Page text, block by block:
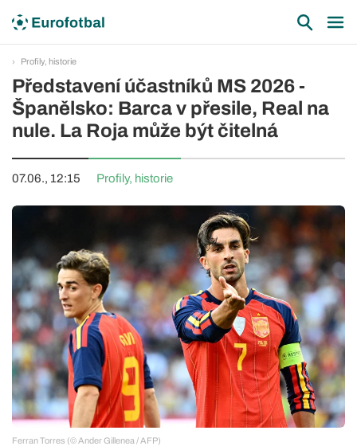
Profily, historie
Představení účastníků MS 2026 -
Španělsko: Barca v přesile, Real na
nule. La Roja může být čitelná
07.06., 12:15 Profily, historie
Ferran Torres (© Ander Gillenea / AFP)